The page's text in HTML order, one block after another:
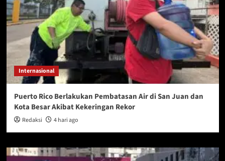
Internasional
Puerto Rico Berlakukan Pembatasan Air di San Juan dan
Kota Besar Akibat Kekeringan Rekor
Redaksi 4 hari ago